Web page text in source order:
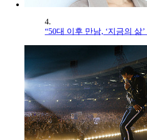
4.
“50대 이후 만남, ‘지금의 삶